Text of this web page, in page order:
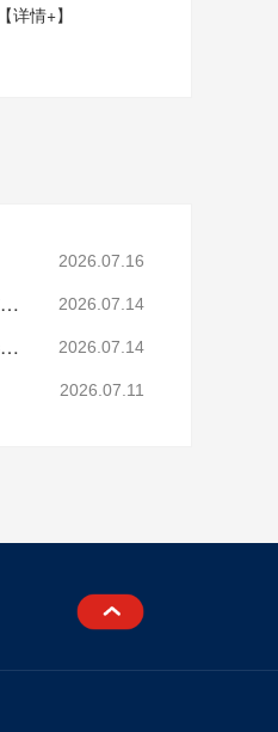
【详情+】
2026.07.16
色母、玻纤造粒模头频繁堵孔，哪家模温机全域恒温防积碳？ 2026.07.14
分辨模温机厂家好坏认准这几点，双螺杆改性造粒优选珞石机械 2026.07.14
2026.07.11